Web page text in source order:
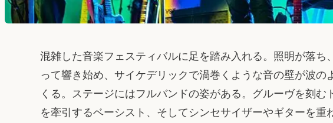
混雑した音楽フェスティバルに足を踏み入れる。照明が落ち
って響き始め、サイケデリックで渦巻くような音の壁が波の
くる。ステージにはフルバンドの姿がある。グルーヴを刻む
を牽引するベーシスト、そしてシンセサイザーやギターを重